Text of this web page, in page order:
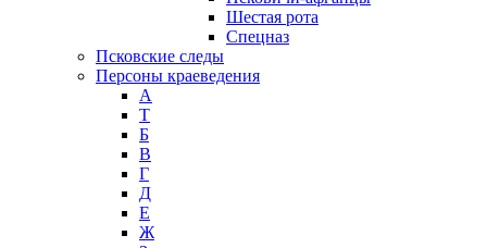
Шестая рота
Спецназ
Псковские следы
Персоны краеведения
А
T
Б
В
Г
Д
Е
Ж